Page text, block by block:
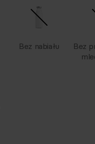
Bez nabiału
Bez